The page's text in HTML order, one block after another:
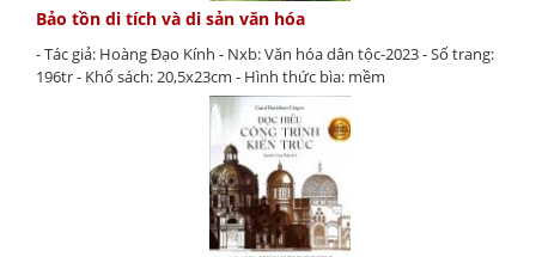
Bảo tồn di tích và di sản văn hóa
- Tác giả: Hoàng Đạo Kính - Nxb: Văn hóa dân tộc-2023 - Số trang:
196tr - Khổ sách: 20,5x23cm - Hình thức bìa: mềm